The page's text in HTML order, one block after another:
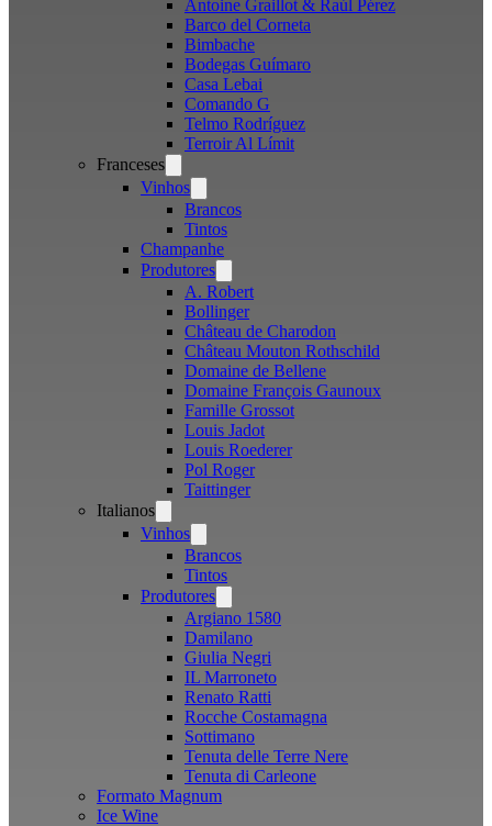
Antoine Graillot & Raúl Pérez
Barco del Corneta
Bimbache
Bodegas Guímaro
Casa Lebai
Comando G
Telmo Rodríguez
Terroir Al Límit
Franceses
menu
Vinhos
menu
Brancos
Tintos
Champanhe
Produtores
menu
A. Robert
Bollinger
Château de Charodon
Château Mouton Rothschild
Domaine de Bellene
Domaine François Gaunoux
Famille Grossot
Louis Jadot
Louis Roederer
Pol Roger
Taittinger
Italianos
menu
Vinhos
menu
Brancos
Tintos
Produtores
menu
Argiano 1580
Damilano
Giulia Negri
IL Marroneto
Renato Ratti
Rocche Costamagna
Sottimano
Tenuta delle Terre Nere
Tenuta di Carleone
Formato Magnum
Ice Wine